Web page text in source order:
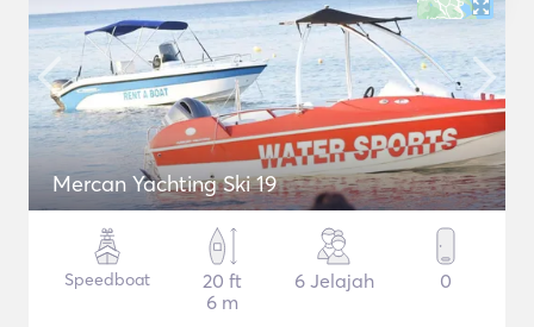
Mercan Yachting Ski 19
Speedboat
20 ft
6 m
6 Jelajah 0